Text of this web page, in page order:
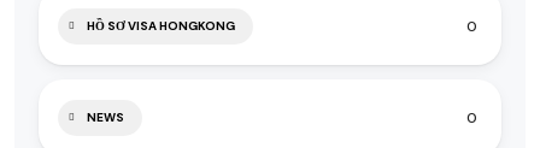
HỒ SƠ VISA HONGKONG 0
NEWS 0